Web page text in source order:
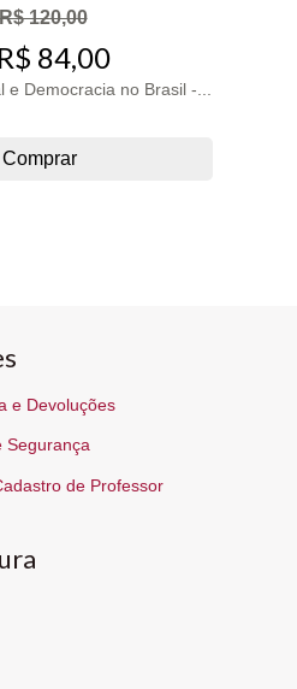
120,00
84,00
e Democracia no Brasil -...
e Devoluções
Segurança
de Professor